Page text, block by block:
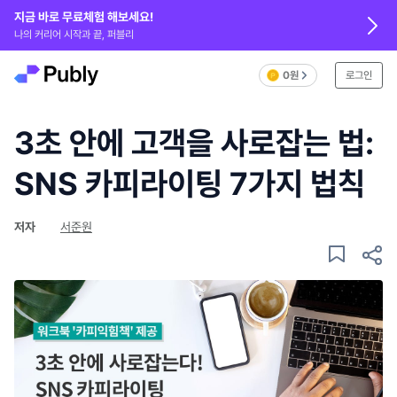
지금 바로 무료체험 해보세요!
나의 커리어 시작과 끝, 퍼블리
0원 로그인
3초 안에 고객을 사로잡는 법:
SNS 카피라이팅 7가지 법칙
저자 서준원